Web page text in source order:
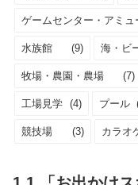
ゲームセンター・アミ
水族館 (9) 海・ビ
牧場・農園・農場 (7)
工場見学 (4) プール
競技場 (3) カラオ